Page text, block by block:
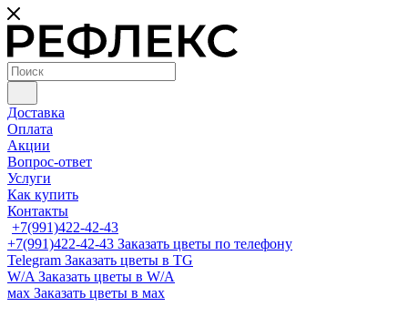
Доставка
Оплата
Акции
Вопрос-ответ
Услуги
Как купить
Контакты
+7(991)422-42-43
+7(991)422-42-43 Заказать цветы по телефону
Telegram Заказать цветы в TG
W/A Заказать цветы в W/A
мах Заказать цветы в мах